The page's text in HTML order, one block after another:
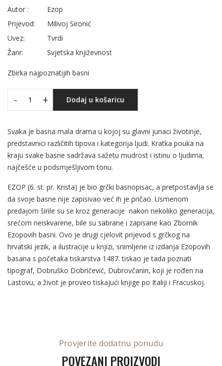
Autor :
Ezop
Prijevod:
Milivoj Sironić
Uvez:
Tvrdi
Žanr:
Svjetska književnost
Zbirka najpoznatijih basni
- + Dodaj u košaricu
Svaka je basna mala drama u kojoj su glavni junaci životinje,
predstavnici različitih tipova i kategorija ljudi. Kratka pouka na
kraju svake basne sadržava sažetu mudrost i istinu o ljudima,
najčešće u podsmješljivom tonu.
EZOP (6. st. pr. Krista) je bio grčki basnopisac, a pretpostavlja se
da svoje basne nije zapisivao već ih je pričao. Usmenom
predajom širile su se kroz generacije nakon nekoliko generacija,
srećom neiskvarene, bile su sabrane i zapisane kao Zbornik
Ezopovih basni. Ovo je drugi cjelovit prijevod s grčkog na
hrvatski jezik, a ilustracije u knjizi, snimljene iz izdanja Ezopovih
basana s početaka tiskarstva 1487. tiskao je tada poznati
tipograf, Dobruško Dobričević, Dubrovčanin, koji je rođen na
Lastovu, a život je proveo tiskajući knjige po Italiji i Fracuskoj.
Provjerite dodatnu ponudu
POVEZANI PROIZVODI